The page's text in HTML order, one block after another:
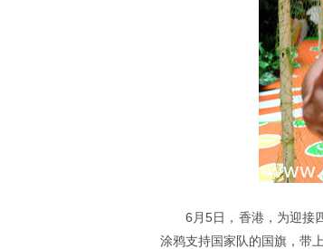
6月5日，香港，为迎接
涂鸦支持国家队的国旗，带